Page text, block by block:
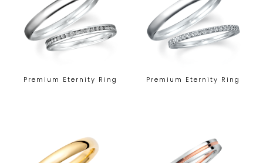
Premium Eternity Ring Premium Eternity Ring